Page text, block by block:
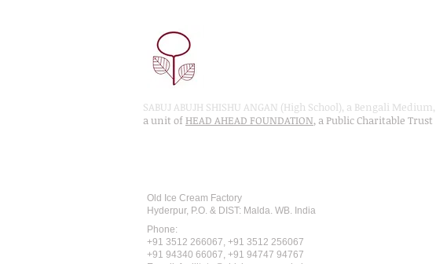
SABUJ ABUJH SHISHU ANGAN (High School), a Bengali
a unit ofHEAD AHEAD FOUNDATION, a Public Charitable Trust
Old Ice Cream Factory
Hyderpur, P.O. & DIST: Malda. WB. India
Phone:
+91 3512 266067, +91 3512 256067
+91 94340 66067, +91 94747 94767